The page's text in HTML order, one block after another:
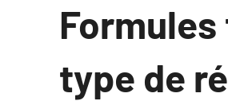
type de